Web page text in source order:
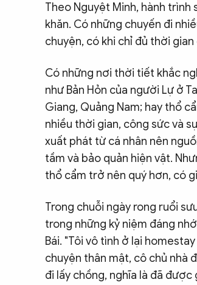
Theo Nguyệt Minh, hành
khăn. Có những chuyến đi
chuyện, có khi chỉ đủ thời
Có những nơi thời tiết khắc
như Bản Hỏn của người Lự ở
Giang, Quảng Nam; hay thổ
nhiều thời gian, công sức và
xuất phát từ cá nhân nên
tầm và bảo quản hiện vật.
thổ cẩm trở nên quý hơn, có
Trong chuỗi ngày rong ruổi
trong những kỷ niệm đáng
Bái. "Tôi vô tình ở lại
chuyện thân mật, cô chủ nhà
đi lấy chồng, nghĩa là đã được